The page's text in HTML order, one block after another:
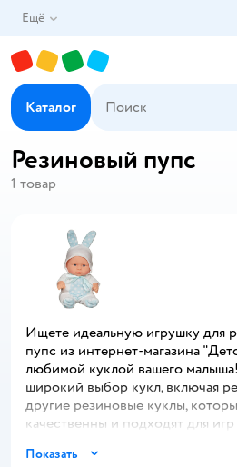
Ещё
Каталог
Резиновый пупс
1 товар
Ищете идеальную игрушку для
пупс из интернет-магазина
любимой куклой вашего
широкий выбор кукл, включая
другие резиновые куклы,
качественны и подходят для
Показать